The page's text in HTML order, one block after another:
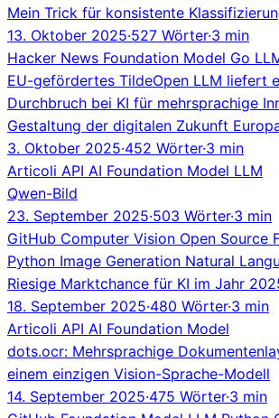
Mein Trick für konsistente
13. Oktober 2025·527 Wörter·3 min
Hacker News Foundation Model Go
EU-gefördertes TildeOpen LLM liefert
Durchbruch bei KI für mehrsprachige
Gestaltung der digitalen Zukunft
3. Oktober 2025·452 Wörter·3 min
Articoli API AI Foundation Model LLM
Qwen-Bild
23. September 2025·503 Wörter·3 min
GitHub Computer Vision Open Source
Python Image Generation Natural
Riesige Marktchance für KI im Jahr
18. September 2025·480 Wörter·3 min
Articoli API AI Foundation Model
dots.ocr: Mehrsprachige
einem einzigen Vision-Sprache-Modell
14. September 2025·475 Wörter·3 min